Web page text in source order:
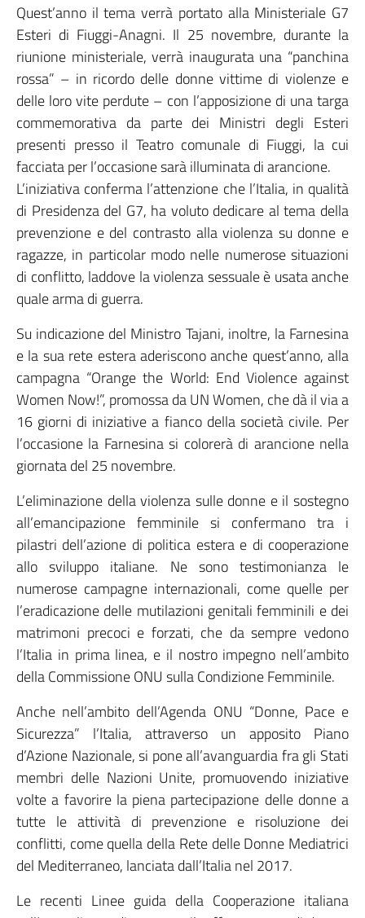
Quest’anno il tema verrà portato alla Ministeriale G7
Esteri di Fiuggi-Anagni. Il 25 novembre, durante la
riunione ministeriale, verrà inaugurata una “panchina
rossa” – in ricordo delle donne vittime di violenze e
delle loro vite perdute – con l’apposizione di una targa
commemorativa da parte dei Ministri degli Esteri
presenti presso il Teatro comunale di Fiuggi, la cui
facciata per l’occasione sarà illuminata di arancione.
L’iniziativa conferma l’attenzione che l’Italia, in qualità
di Presidenza del G7, ha voluto dedicare al tema della
prevenzione e del contrasto alla violenza su donne e
ragazze, in particolar modo nelle numerose situazioni
di conflitto, laddove la violenza sessuale è usata anche
quale arma di guerra.
Su indicazione del Ministro Tajani, inoltre, la Farnesina
e la sua rete estera aderiscono anche quest’anno, alla
campagna “Orange the World: End Violence against
Women Now!”, promossa da UN Women, che dà il via a
16 giorni di iniziative a fianco della società civile. Per
l’occasione la Farnesina si colorerà di arancione nella
giornata del 25 novembre.
L’eliminazione della violenza sulle donne e il sostegno
all’emancipazione femminile si confermano tra i
pilastri dell’azione di politica estera e di cooperazione
allo sviluppo italiane. Ne sono testimonianza le
numerose campagne internazionali, come quelle per
l’eradicazione delle mutilazioni genitali femminili e dei
matrimoni precoci e forzati, che da sempre vedono
l’Italia in prima linea, e il nostro impegno nell’ambito
della Commissione ONU sulla Condizione Femminile.
Anche nell’ambito dell’Agenda ONU “Donne, Pace e
Sicurezza” l’Italia, attraverso un apposito Piano
d’Azione Nazionale, si pone all’avanguardia fra gli Stati
membri delle Nazioni Unite, promuovendo iniziative
volte a favorire la piena partecipazione delle donne a
tutte le attività di prevenzione e risoluzione dei
conflitti, come quella della Rete delle Donne Mediatrici
del Mediterraneo, lanciata dall’Italia nel 2017.
Le recenti Linee guida della Cooperazione italiana